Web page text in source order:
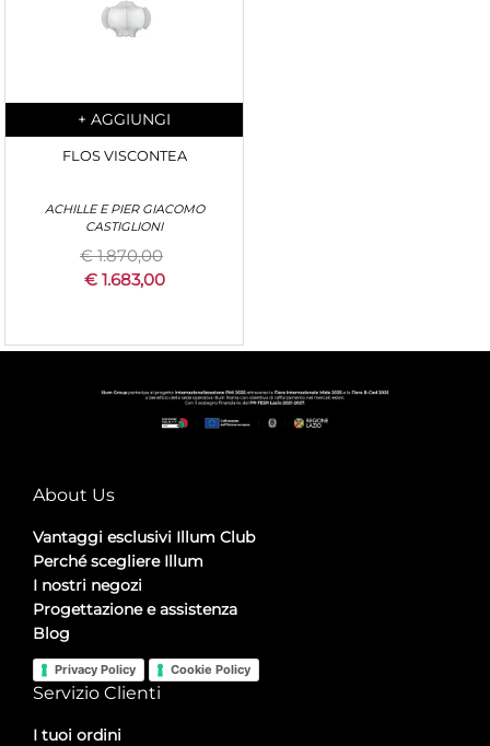
Quantity
+ AGGIUNGI
FLOS VISCONTEA
ACHILLE E PIER GIACOMO
CASTIGLIONI
€ 1.870,00
€ 1.683,00
About Us
Vantaggi esclusivi Illum Club
Perché scegliere Illum
I nostri negozi
Progettazione e assistenza
Blog
Privacy Policy Cookie Policy
Servizio Clienti
I tuoi ordini